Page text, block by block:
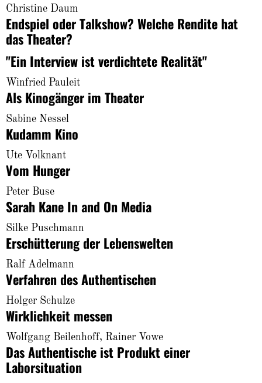
Christine Daum
Endspiel oder Talkshow? Welche Rendite hat
das Theater?
"Ein Interview ist verdichtete Realität"
Winfried Pauleit
Als Kinogänger im Theater
Sabine Nessel
Kudamm Kino
Ute Volknant
Vom Hunger
Peter Buse
Sarah Kane In and On Media
Silke Puschmann
Erschütterung der Lebenswelten
Ralf Adelmann
Verfahren des Authentischen
Holger Schulze
Wirklichkeit messen
Wolfgang Beilenhoff, Rainer Vowe
Das Authentische ist Produkt einer
Laborsituation